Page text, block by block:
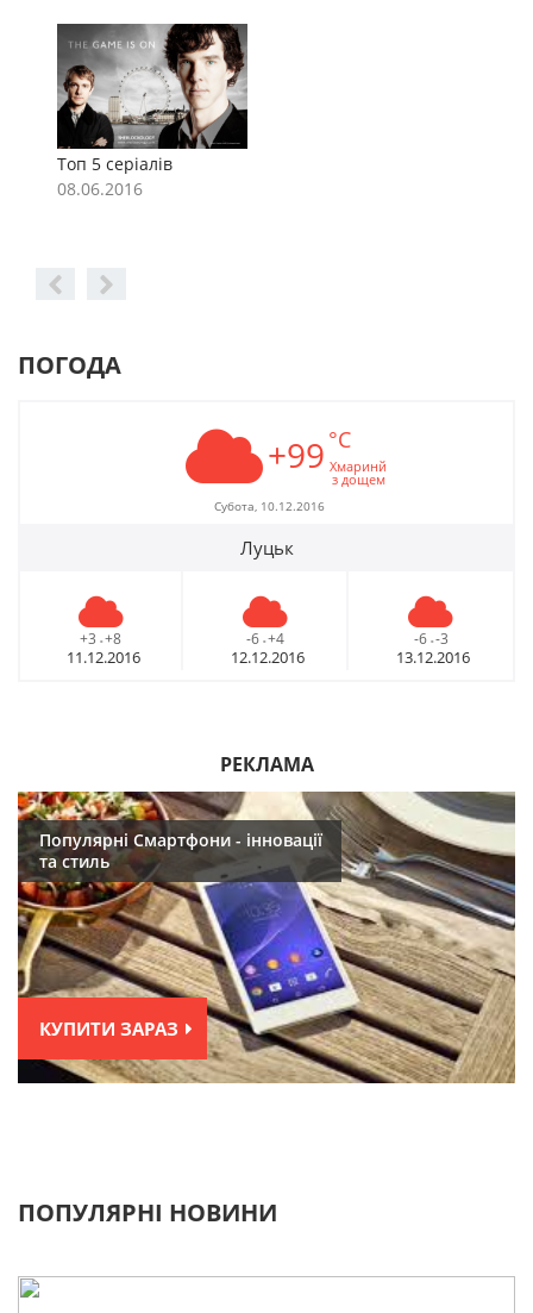
Топ 5 серіалів
08.06.2016
ПОГОДА
+99 °C
Хмаринй
з дощем
Субота, 10.12.2016
Луцьк
+3 - +8
11.12.2016
-6 - +4
12.12.2016
-6 - -3
13.12.2016
РЕКЛАМА
Популярні Смартфони - інновації
та стиль
КУПИТИ ЗАРАЗ
ПОПУЛЯРНІ НОВИНИ